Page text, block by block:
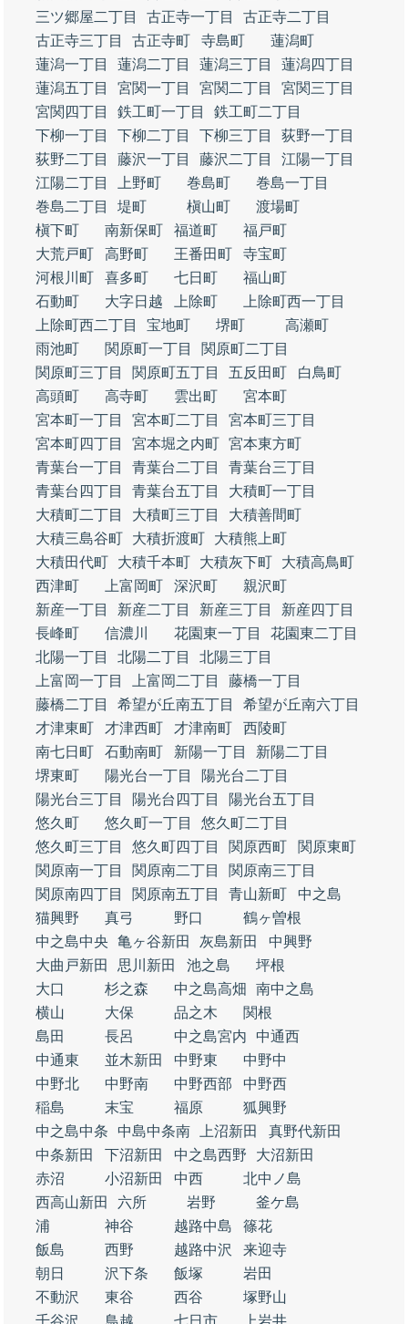
三ツ郷屋二丁目
古正寺一丁目
古正寺二丁目
古正寺三丁目
古正寺町 寺島町
蓮潟町
蓮潟一丁目
蓮潟二丁目 蓮潟三丁目
蓮潟四丁目
蓮潟五丁目
宮関一丁目 宮関二丁目
宮関三丁目
宮関四丁目
鉄工町一丁目
鉄工町二丁目
下柳一丁目
下柳二丁目 下柳三丁目
荻野一丁目
荻野二丁目
藤沢一丁目 藤沢二丁目
江陽一丁目
江陽二丁目
上野町 巻島町
巻島一丁目
巻島二丁目
堤町 槇山町
渡場町
槇下町
南新保町 福道町
福戸町
大荒戸町
高野町 王番田町
寺宝町
河根川町
喜多町 七日町
福山町
石動町
大字日越 上除町
上除町西一丁目
上除町西二丁目
宝地町 堺町
高瀬町
雨池町
関原町一丁目
関原町二丁目
関原町三丁目
関原町五丁目 五反田町
白鳥町
高頭町
高寺町 雲出町
宮本町
宮本町一丁目
宮本町二丁目
宮本町三丁目
宮本町四丁目
宮本堀之内町 宮本東方町
青葉台一丁目
青葉台二丁目
青葉台三丁目
青葉台四丁目
青葉台五丁目
大積町一丁目
大積町二丁目
大積町三丁目
大積善間町
大積三島谷町
大積折渡町
大積熊上町
大積田代町
大積千本町 大積灰下町
大積高鳥町
西津町
上富岡町 深沢町
親沢町
新産一丁目
新産二丁目 新産三丁目
新産四丁目
長峰町
信濃川 花園東一丁目
花園東二丁目
北陽一丁目
北陽二丁目
北陽三丁目
上富岡一丁目
上富岡二丁目
藤橋一丁目
藤橋二丁目
希望が丘南五丁目
希望が丘南六丁目
才津東町
才津西町 才津南町
西陵町
南七日町
石動南町 新陽一丁目
新陽二丁目
堺東町
陽光台一丁目
陽光台二丁目
陽光台三丁目
陽光台四丁目
陽光台五丁目
悠久町
悠久町一丁目
悠久町二丁目
悠久町三丁目
悠久町四丁目 関原西町
関原東町
関原南一丁目
関原南二丁目
関原南三丁目
関原南四丁目
関原南五丁目 青山新町
中之島
猫興野
真弓 野口
鶴ヶ曽根
中之島中央
亀ヶ谷新田 灰島新田
中興野
大曲戸新田
思川新田 池之島
坪根
大口
杉之森 中之島高畑
南中之島
横山
大保 品之木
関根
島田
長呂 中之島宮内
中通西
中通東
並木新田 中野東
中野中
中野北
中野南 中野西部
中野西
稲島
末宝 福原
狐興野
中之島中条
中島中条南 上沼新田
真野代新田
中条新田
下沼新田 中之島西野
大沼新田
赤沼
小沼新田 中西
北中ノ島
西高山新田
六所 岩野
釜ケ島
浦
神谷 越路中島
篠花
飯島
西野 越路中沢
来迎寺
朝日
沢下条 飯塚
岩田
不動沢
東谷 西谷
塚野山
千谷沢
鳥越 七日市 上岩井